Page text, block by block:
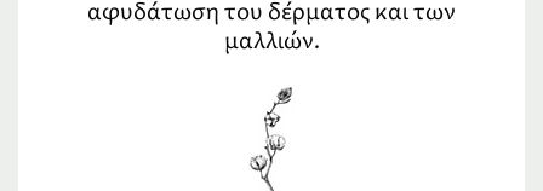
αφυδάτωση του δέρματος και των
μαλλιών.